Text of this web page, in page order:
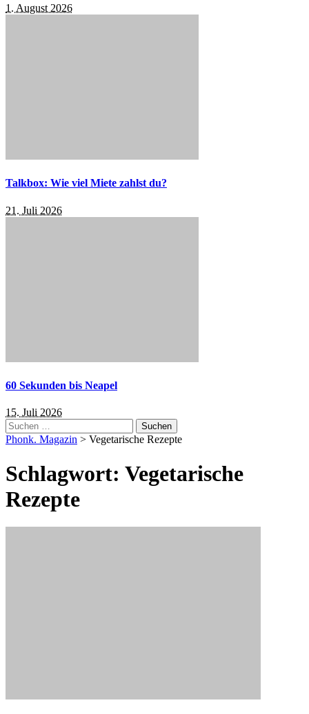
1. August 2026
Talkbox: Wie viel Miete zahlst du?
21. Juli 2026
60 Sekunden bis Neapel
15. Juli 2026
Suchen
nach:
Phonk. Magazin > Vegetarische Rezepte
Schlagwort: Vegetarische
Rezepte